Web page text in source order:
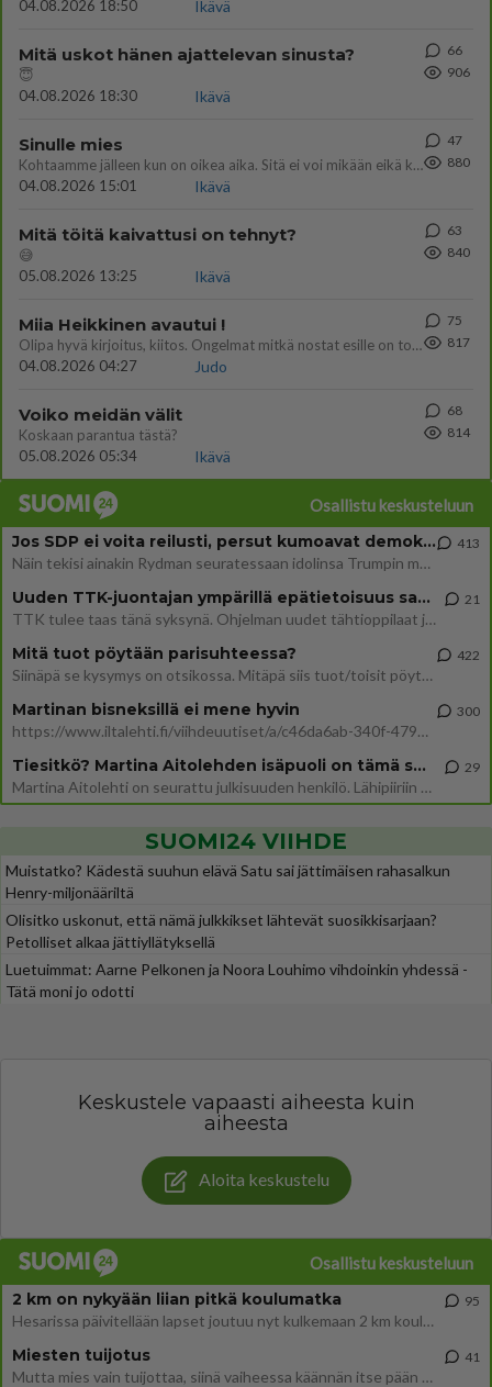
04.08.2026 18:50
Ikävä
Mitä uskot hänen ajattelevan sinusta?
😇
04.08.2026 18:30
Ikävä
66
906
Sinulle mies
Kohtaamme jälleen kun on oikea aika. Sitä ei voi mikään eikä kukaan estää <3 <3
04.08.2026 15:01
Ikävä
47
880
Mitä töitä kaivattusi on tehnyt?
😅
05.08.2026 13:25
Ikävä
63
840
Miia Heikkinen avautui !
Olipa hyvä kirjoitus, kiitos. Ongelmat mitkä nostat esille on todellisia ja tämä ylimielisyys totta ja se näkyy kaikessa
04.08.2026 04:27
Judo
75
817
Voiko meidän välit
Koskaan parantua tästä?
05.08.2026 05:34
Ikävä
68
814
Osallistu keskusteluun
Jos SDP ei voita reilusti, persut kumoavat demokratian Suomesta
Näin tekisi ainakin Rydman seuratessaan idolinsa Trumpin mallia https://www.is.fi/politiikka/art-2000012187244.html
413
Uuden TTK-juontajan ympärillä epätietoisuus sakenee - Nyt MTV hämmentää soppaa
TTK tulee taas tänä syksynä. Ohjelman uudet tähtioppilaat julkistetaan torstaina 6. elokuuta klo 14 alkavassa lehdistö
21
Mitä tuot pöytään parisuhteessa?
Siinäpä se kysymys on otsikossa. Mitäpä siis tuot/toisit pöytään parisuhteessa? Oletko mies vai nainen? Koetko sen mitä
422
Martinan bisneksillä ei mene hyvin
https://www.iltalehti.fi/viihdeuutiset/a/c46da6ab-340f-4790-aaa7-0865eed2336 Yrityksen konkurssihakemus on tullut kärä
300
Tiesitkö? Martina Aitolehden isäpuoli on tämä suosittu laulaja
Martina Aitolehti on seurattu julkisuuden henkilö. Lähipiiriin mahtuu muitakin tunnettuja henkilöitä. Tiesitkö, että Ma
29
SUOMI24 VIIHDE
Muistatko? Kädestä suuhun elävä Satu sai jättimäisen rahasalkun
Henry-miljonääriltä
Olisitko uskonut, että nämä julkkikset lähtevät suosikkisarjaan?
Petolliset alkaa jättiyllätyksellä
Luetuimmat: Aarne Pelkonen ja Noora Louhimo vihdoinkin yhdessä -
Tätä moni jo odotti
Keskustele vapaasti aiheesta kuin
aiheesta
Aloita keskustelu
Osallistu keskusteluun
2 km on nykyään liian pitkä koulumatka
Hesarissa päivitellään lapset joutuu nyt kulkemaan 2 km kouluun jösses. Ruostefillarilla tuo matka menee vaikka miten äk
95
Miesten tuijotus
Mutta mies vain tuijottaa, siinä vaiheessa käännän itse pään pois. Mikä juttu? Yleensä jos joku tuijottaa tai katsoo, hä
41